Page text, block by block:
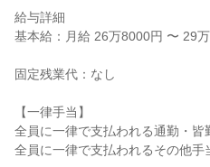
給与詳細
基本給：月給 26万8000円 〜 29
固定残業代：なし
【一律手当】
全員に一律で支払われる通勤・皆
全員に一律で支払われるその他手